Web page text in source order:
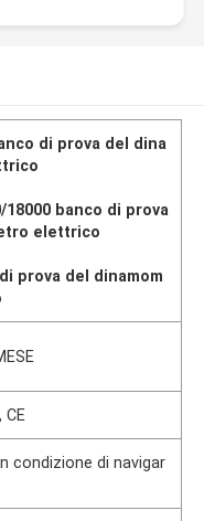
di prova del dina
18000 banco di prova
elettrico
prova del dinamom
CE
condizione di navigar